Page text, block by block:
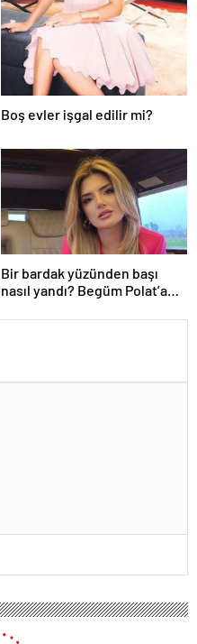
Boş evler işgal edilir mi?
Bir bardak yüzünden başı
nasıl yandı? Begüm Polat’a
reklamı soruşturması…